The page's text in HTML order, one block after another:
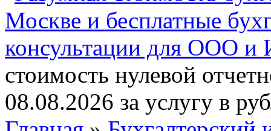
стоимость нулевой
08.08.2026 за услугу в